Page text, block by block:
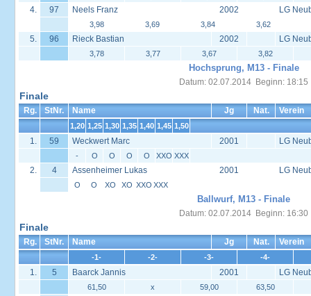
4. 97 Neels Franz 2002 LG
3,98 3,69 3,84 3,62
5. 96 Rieck Bastian 2002 LG
3,78 3,77 3,67 3,82
Hochsprung, M13 - Finale
Datum: 02.07.2014 Beginn: 18:15
Finale
Rg. StNr. Name Jg Nat. Verein
1,20 1,25 1,30 1,35 1,40 1,45 1,50
1. 59 Weckwert Marc 2001 LG
- O O O O XXO XXX
2. 4 Assenheimer Lukas 2001 LG
O O XO XO XXO XXX
Ballwurf, M13 - Finale
Datum: 02.07.2014 Beginn: 16:30
Finale
Rg. StNr. Name Jg Nat. Verein
-1- -2- -3- -4-
1. 5 Baarck Jannis 2001 LG
61,50 x 59,00 63,50